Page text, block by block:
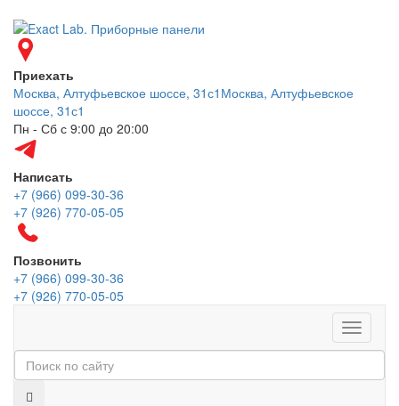
Приехать
Москва, Алтуфьевское шоссе, 31с1 Москва, Алтуфьевское
шоссе, 31с1
Пн - Сб с 9:00 до 20:00
Написать
+7 (966) 099-30-36
+7 (926) 770-05-05
Позвонить
+7 (966) 099-30-36
+7 (926) 770-05-05
Меню